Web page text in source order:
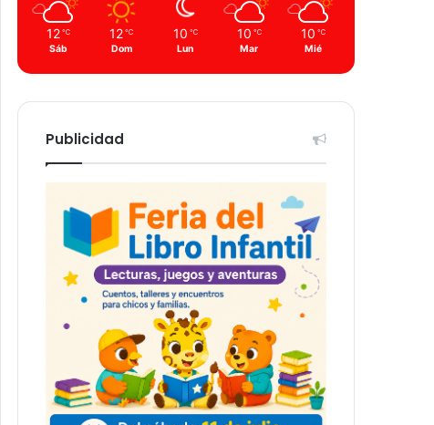
12 ℃
Sáb
12 ℃
Dom
10 ℃
Lun
10 ℃
Mar
10 ℃
Mié
Publicidad